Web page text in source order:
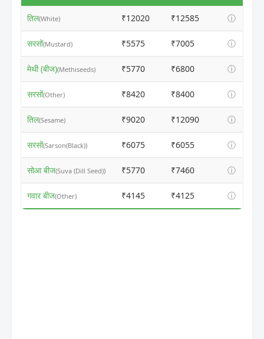
तिल(White) ₹12020 ₹12585 ⓘ
सरसों(Mustard) ₹5575 ₹7005 ⓘ
मेथी (बीज)(Methiseeds) ₹5770 ₹6800 ⓘ
सरसों(Other) ₹8420 ₹8400 ⓘ
तिल(Sesame) ₹9020 ₹12090 ⓘ
सरसों(Sarson(Black)) ₹6075 ₹6055 ⓘ
सोआ बीज(Suva (Dill Seed)) ₹5770 ₹7460 ⓘ
गवार बीज(Other) ₹4145 ₹4125 ⓘ